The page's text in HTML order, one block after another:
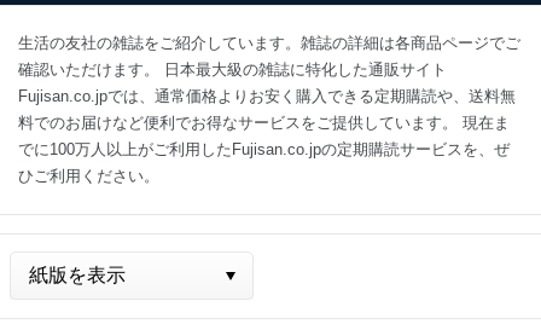
生活の友社の雑誌をご紹介しています。雑誌の詳細は各商品ページでご
確認いただけます。 日本最大級の雑誌に特化した通販サイト
Fujisan.co.jpでは、通常価格よりお安く購入できる定期購読や、送料無
料でのお届けなど便利でお得なサービスをご提供しています。 現在ま
でに100万人以上がご利用したFujisan.co.jpの定期購読サービスを、ぜ
ひご利用ください。